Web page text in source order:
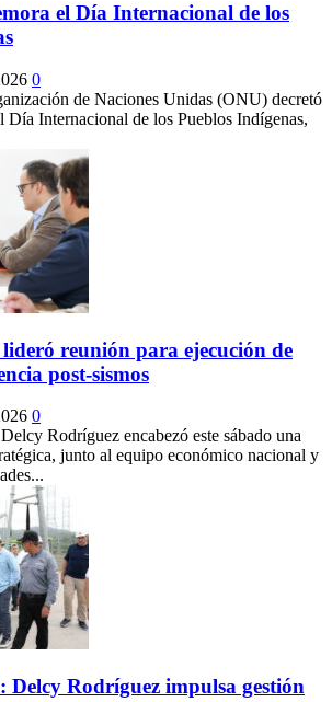
el Día Internacional de los
0
de Naciones Unidas (ONU) decretó
Día Internacional de los Pueblos Indígenas,
reunión para ejecución de
post-sismos
0
Rodríguez encabezó este sábado una
junto al equipo económico nacional y
Delcy Rodríguez impulsa gestión